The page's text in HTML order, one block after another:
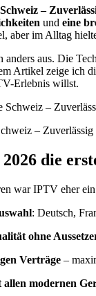
–
und eine
aber im Alltag
anders aus. Die
Artikel zeige ich
Erlebnis willst.
–
die
war IPTV eher
: Deutsch,
ohne
Verträge –
modernen